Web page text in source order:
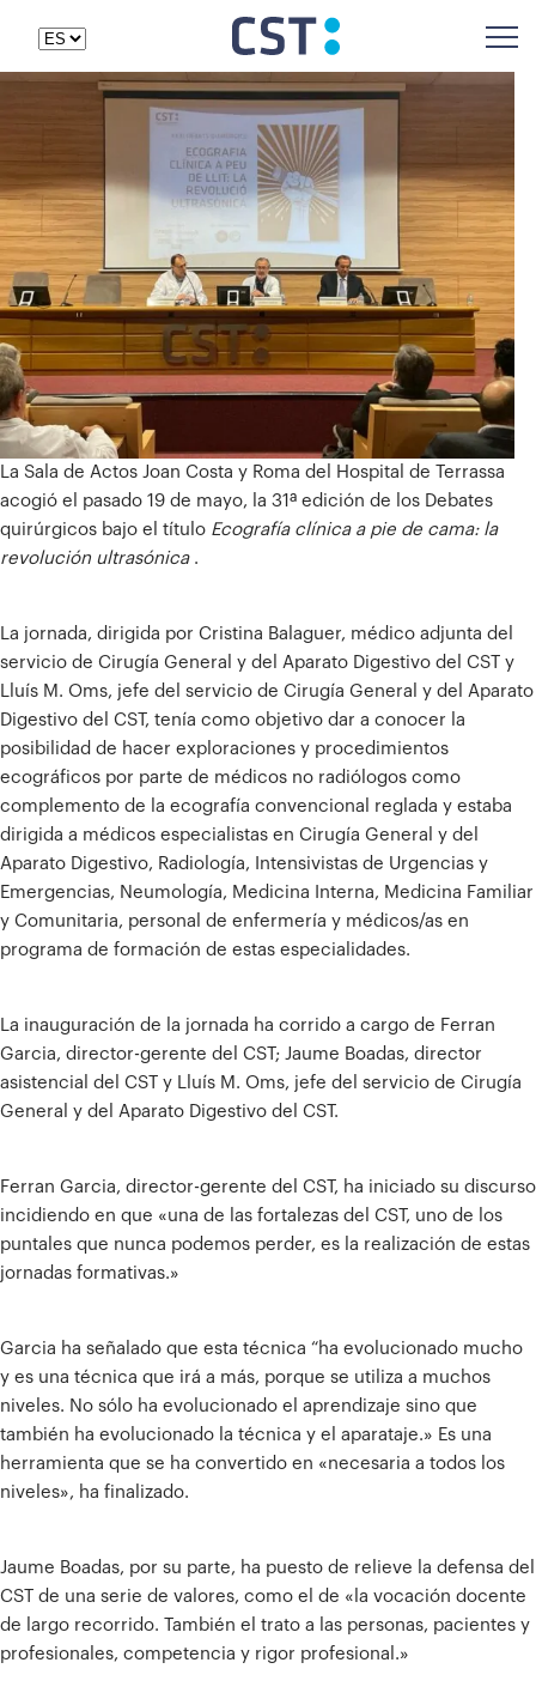
La Sala de Actos Joan Costa y Roma del Hospital de Terrassa
acogió el pasado 19 de mayo, la 31ª edición de los Debates
quirúrgicos bajo el título Ecografía clínica a pie de cama: la
revolución ultrasónica.
La jornada, dirigida por Cristina Balaguer, médico adjunta del
servicio de Cirugía General y del Aparato Digestivo del CST y
Lluís M. Oms, jefe del servicio de Cirugía General y del Aparato
Digestivo del CST, tenía como objetivo dar a conocer la
posibilidad de hacer exploraciones y procedimientos
ecográficos por parte de médicos no radiólogos como
complemento de la ecografía convencional reglada y estaba
dirigida a médicos especialistas en Cirugía General y del
Aparato Digestivo, Radiología, Intensivistas de Urgencias y
Emergencias, Neumología, Medicina Interna, Medicina Familiar
y Comunitaria, personal de enfermería y médicos/as en
programa de formación de estas especialidades.
La inauguración de la jornada ha corrido a cargo de Ferran
Garcia, director-gerente del CST; Jaume Boadas, director
asistencial del CST y Lluís M. Oms, jefe del servicio de Cirugía
General y del Aparato Digestivo del CST.
Ferran Garcia, director-gerente del CST, ha iniciado su discurso
incidiendo en que «una de las fortalezas del CST, uno de los
puntales que nunca podemos perder, es la realización de estas
jornadas formativas.»
Garcia ha señalado que esta técnica “ha evolucionado mucho
y es una técnica que irá a más, porque se utiliza a muchos
niveles. No sólo ha evolucionado el aprendizaje sino que
también ha evolucionado la técnica y el aparataje.» Es una
herramienta que se ha convertido en «necesaria a todos los
niveles», ha finalizado.
Jaume Boadas, por su parte, ha puesto de relieve la defensa del
CST de una serie de valores, como el de «la vocación docente
de largo recorrido. También el trato a las personas, pacientes y
profesionales, competencia y rigor profesional.»